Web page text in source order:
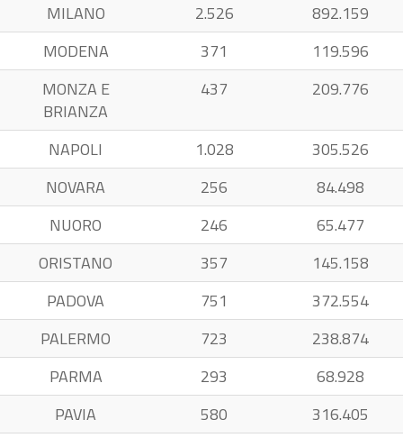
MILANO
2.526
892.159
MODENA
371
119.596
MONZA E
BRIANZA
437 209.776
NAPOLI 1.028
305.526
NOVARA
256
84.498
NUORO
246
65.477
ORISTANO
357
145.158
PADOVA
751
372.554
PALERMO
723
238.874
PARMA
293
68.928
PAVIA
580
316.405